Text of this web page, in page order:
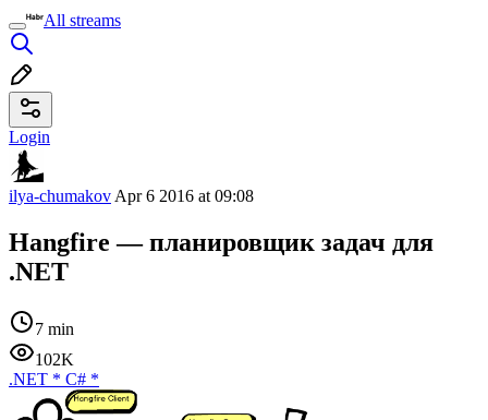
All streams
Login
ilya-chumakov Apr 6 2016 at 09:08
Hangfire — планировщик задач для
.NET
7 min
102K
.NET * C# *